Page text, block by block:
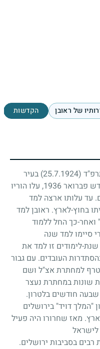
של ראובן הקדשות
(25.7.1924)
בעיר
פברואר1936, עלו הוריו
עד עלותו ארצה למד
בחוץ-לארץ. ראובן למד
ואחר-כך החל ללמוד
סיימו למד שנה
לימודים זו למד את
העובדים. עם גבור
למחתרת אצ"ל ושם
שונות במחתרת נעצר
חודשים בלטרון.
"המלך דויד" בירושלים
מאז שחרורו היה פעיל
לישראל
בסביבות ירושלים.